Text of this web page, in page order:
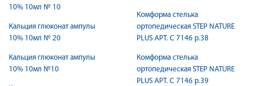
10% 10мл № 10
Кальция глюконат ампулы
10% 10мл № 20
Кальция глюконат ампулы
10% 10мл №10
Комформа стелька
ортопедическая STEP NATURE
PLUS АРТ. С 7146 р.38
Комформа стелька
ортопедическая STEP NATURE
PLUS АРТ. С 7146 р.39